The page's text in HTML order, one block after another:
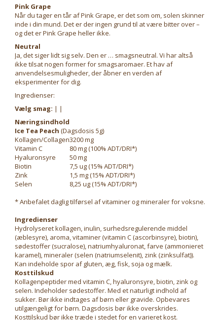
Pink Grape
Når du tager en tår af Pink Grape, er det som om, solen skinner
inde i din mund. Det er der ingen grund til at være bitter over –
og det er Pink Grape heller ikke.
Neutral
Ja, det siger lidt sig selv. Den er … smagsneutral. Vi har altså
ikke tilsat nogen former for smagsaromaer. Et hav af
anvendelsesmuligheder, der åbner en verden af
eksperimenter for dig.
Ingredienser:
Vælg smag: | |
Næringsindhold
Ice Tea Peach (Dagsdosis 5g)
Kollagen/Collagen3200 mg
Vitamin C
80 mg (100% ADT/DRI*)
Hyaluronsyre
50 mg
Biotin
7,5 ug (15% ADT/DRI*)
Zink
1,5 mg (15% ADT/DRI*)
Selen
8,25 ug (15% ADT/DRI*)
* Anbefalet daglig tilførsel af vitaminer og mineraler for voksne.
Ingredienser
Hydrolyseret kollagen, inulin, surhedsregulerende middel
(æblesyre), aroma, vitaminer (vitamin C (ascorbinsyre), biotin),
sødestoffer (sucralose), natriumhyaluronat, farve (ammonieret
karamel), mineraler (selen (natriumselenit), zink (zinksulfat)).
Kan indeholde spor af gluten, æg, fisk, soja og mælk.
Kosttilskud
Kollagenpeptider med vitamin C, hyaluronsyre, biotin, zink og
selen. Indeholder sødestoffer. Med et naturligt indhold af
sukker. Bør ikke indtages af børn eller gravide. Opbevares
utilgængeligt for børn. Dagsdosis bør ikke overskrides.
Kosttilskud bør ikke træde i stedet for en varieret kost.